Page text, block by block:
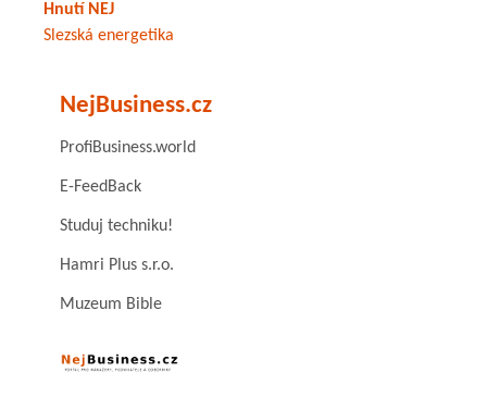
Hnutí NEJ
Slezská energetika
NejBusiness.cz
ProfiBusiness.world
E-FeedBack
Studuj techniku!
Hamri Plus s.r.o.
Muzeum Bible